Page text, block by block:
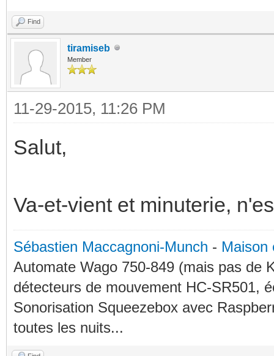
Find
tiramiseb
Member
11-29-2015, 11:26 PM
Salut,
Va-et-vient et minuterie,
Sébastien Maccagnoni-Munch - Maison
Automate Wago 750-849 (mais pas de
détecteurs de mouvement HC-SR501,
Sonorisation Squeezebox avec
toutes les nuits...